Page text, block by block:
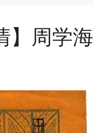
】周学